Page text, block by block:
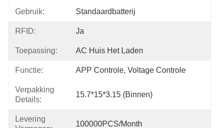
Gebruik: Standaardbatterij
RFID: Ja
Toepassing: AC Huis Het Laden
Functie: APP Controle, Voltage Controle
Verpakking
Details:
15.7*15*3.15 (binnen)
Levering
100000PCS/Month